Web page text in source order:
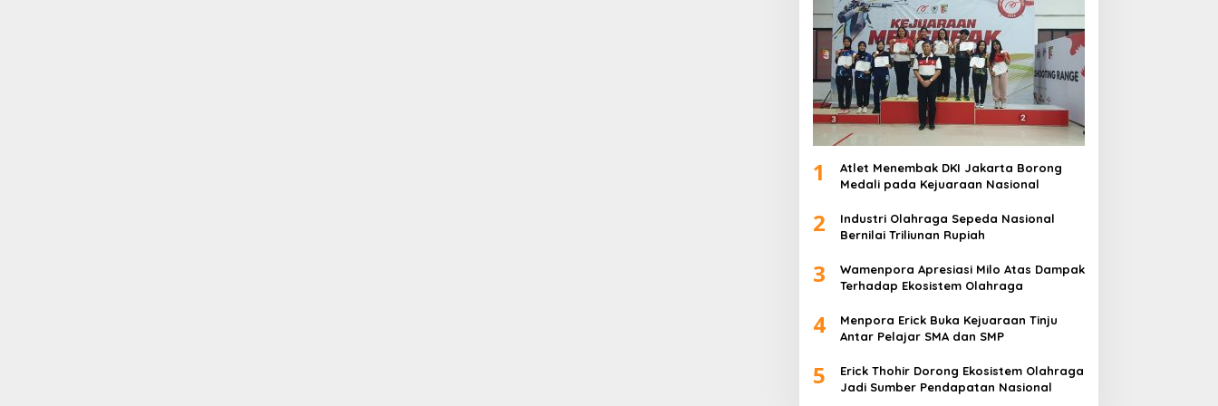
1
Atlet Menembak DKI Jakarta Borong
Medali pada Kejuaraan Nasional
2
Industri Olahraga Sepeda Nasional
Bernilai Triliunan Rupiah
3
Wamenpora Apresiasi Milo Atas Dampak
Terhadap Ekosistem Olahraga
4
Menpora Erick Buka Kejuaraan Tinju
Antar Pelajar SMA dan SMP
5
Erick Thohir Dorong Ekosistem Olahraga
Jadi Sumber Pendapatan Nasional